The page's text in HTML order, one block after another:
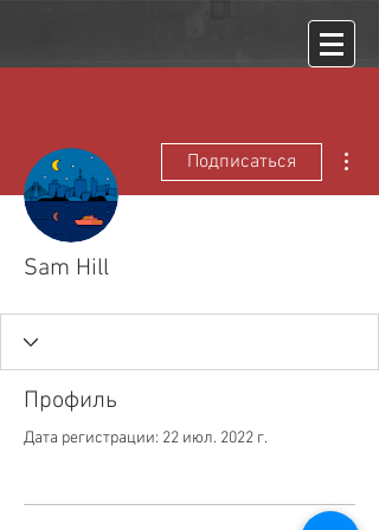
Подписаться
Sam Hill
Профиль
Дата регистрации: 22 июл. 2022 г.